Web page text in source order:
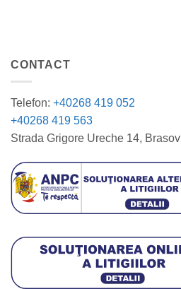
CONTACT
Telefon: +40268 419 052
+40268 419 563
Strada Grigore Ureche 14, Brasov